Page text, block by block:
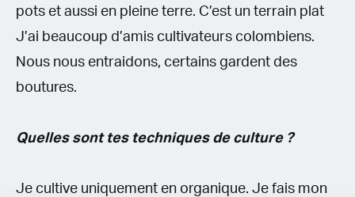
pots et aussi en pleine terre. C’est un terrain plat
J’ai beaucoup d’amis cultivateurs colombiens.
Nous nous entraidons, certains gardent des
boutures.
Quelles sont tes techniques de culture ?
Je cultive uniquement en organique. Je fais mon